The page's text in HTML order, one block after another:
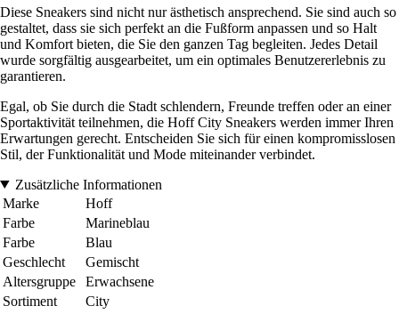
Diese Sneakers sind nicht nur ästhetisch ansprechend. Sie sind auch so
gestaltet, dass sie sich perfekt an die Fußform anpassen und so Halt
und Komfort bieten, die Sie den ganzen Tag begleiten. Jedes Detail
wurde sorgfältig ausgearbeitet, um ein optimales Benutzererlebnis zu
garantieren.
Egal, ob Sie durch die Stadt schlendern, Freunde treffen oder an einer
Sportaktivität teilnehmen, die Hoff City Sneakers werden immer Ihren
Erwartungen gerecht. Entscheiden Sie sich für einen kompromisslosen
Stil, der Funktionalität und Mode miteinander verbindet.
Zusätzliche Informationen
Marke
Hoff
Farbe
Marineblau
Farbe
Blau
Geschlecht
Gemischt
Altersgruppe
Erwachsene
Sortiment
City